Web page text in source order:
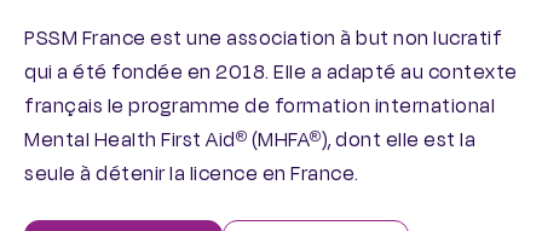
PSSM France est une association à but non lucratif
qui a été fondée en 2018. Elle a adapté au contexte
français le programme de formation international
Mental Health First Aid® (MHFA®), dont elle est la
seule à détenir la licence en France.